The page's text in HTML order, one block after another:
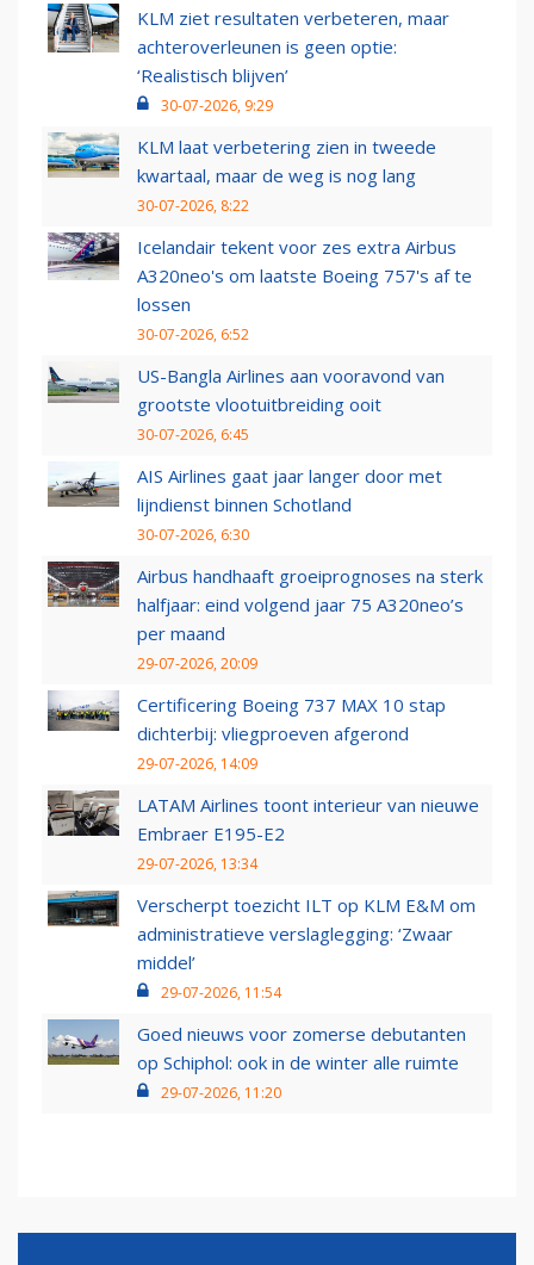
KLM ziet resultaten verbeteren, maar
achteroverleunen is geen optie:
‘Realistisch blijven’
30-07-2026, 9:29
KLM laat verbetering zien in tweede
kwartaal, maar de weg is nog lang
30-07-2026, 8:22
Icelandair tekent voor zes extra Airbus
A320neo's om laatste Boeing 757's af te
lossen
30-07-2026, 6:52
US-Bangla Airlines aan vooravond van
grootste vlootuitbreiding ooit
30-07-2026, 6:45
AIS Airlines gaat jaar langer door met
lijndienst binnen Schotland
30-07-2026, 6:30
Airbus handhaaft groeiprognoses na sterk
halfjaar: eind volgend jaar 75 A320neo’s
per maand
29-07-2026, 20:09
Certificering Boeing 737 MAX 10 stap
dichterbij: vliegproeven afgerond
29-07-2026, 14:09
LATAM Airlines toont interieur van nieuwe
Embraer E195-E2
29-07-2026, 13:34
Verscherpt toezicht ILT op KLM E&M om
administratieve verslaglegging: ‘Zwaar
middel’
29-07-2026, 11:54
Goed nieuws voor zomerse debutanten
op Schiphol: ook in de winter alle ruimte
29-07-2026, 11:20